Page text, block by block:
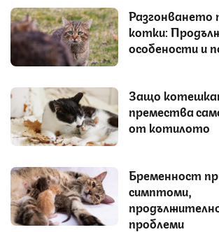
Разгонването
котки:
особености и
Защо
премества
от котилото
Бременност
симптоми,
проблеми